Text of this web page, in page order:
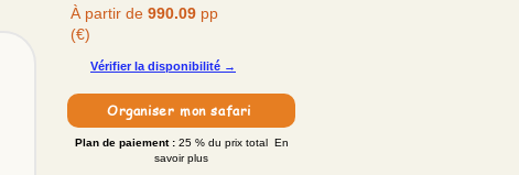
À partir de 990.09 pp
(€)
Vérifier la disponibilité →
Organiser mon safari
Plan de paiement : 25 % du prix total En
savoir plus